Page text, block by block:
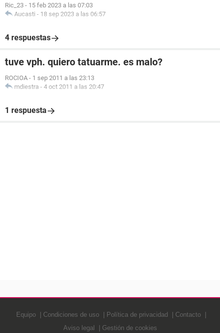
Ric_23 - 15 feb 2023 a las 07:03
Aucasti - 18 sep 2023 a las 06:57
4 respuestas
tuve vph. quiero tatuarme. es malo?
ROCIOA - 1 sep 2011 a las 23:13
mdiestra - 4 oct 2011 a las 20:47
1 respuesta
Equipo Condiciones de uso Política de privacidad
Contacto
Aviso legal
Gestión de cookies